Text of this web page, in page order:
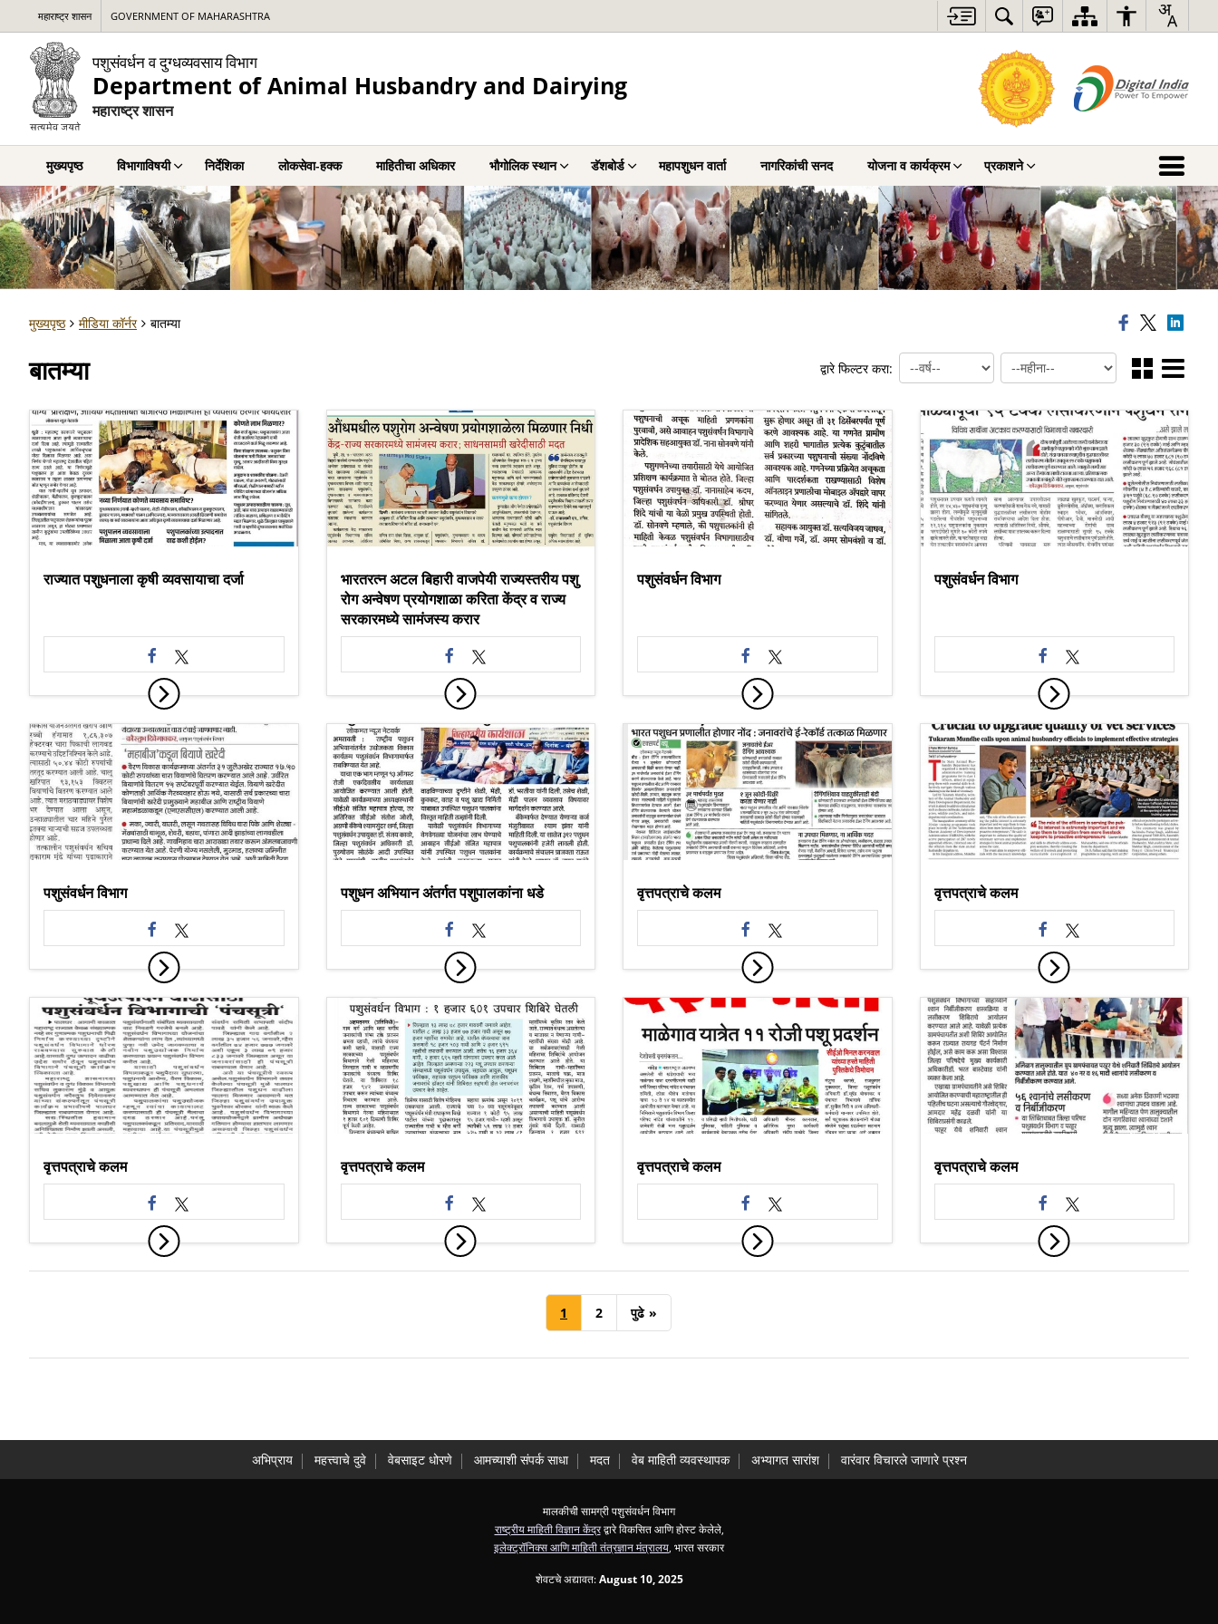
महाराष्ट्र शासन GOVERNMENT OF MAHARASHTRA
पशुसंवर्धन व दुग्धव्यवसाय विभाग
Department of Animal Husbandry and Dairying
महाराष्ट्र शासन
मुख्यपृष्ठ विभागाविषयी निर्देशिका लोकसेवा-हक्क माहितीचा अधिकार भौगोलिक स्थान डॅशबोर्ड महापशुधन वार्ता नागरिकांची सनद योजना व कार्यक्रम प्रकाशने
मुख्यपृष्ठ मीडिया कॉर्नर बातम्या
बातम्या द्वारे फिल्टर करा:
राज्यात पशुधनाला कृषी व्यवसायाचा दर्जा
भारतरत्न अटल बिहारी वाजपेयी राज्यस्तरीय पशु
रोग अन्वेषण प्रयोगशाळा करिता केंद्र व राज्य
सरकारमध्ये सामंजस्य करार
पशुसंवर्धन विभाग पशुसंवर्धन विभाग
पशुसंवर्धन विभाग पशुधन अभियान अंतर्गत पशुपालकांना धडे वृत्तपत्राचे कलम वृत्तपत्राचे कलम
वृत्तपत्राचे कलम वृत्तपत्राचे कलम वृत्तपत्राचे कलम वृत्तपत्राचे कलम
1 2 पुढे »
अभिप्राय महत्त्वाचे दुवे वेबसाइट धोरणे आमच्याशी संपर्क साधा मदत वेब माहिती व्यवस्थापक अभ्यागत सारांश वारंवार विचारले जाणारे प्रश्न
मालकीची सामग्री पशुसंवर्धन विभाग
राष्ट्रीय माहिती विज्ञान केंद्रद्वारे विकसित आणि होस्ट केलेले,
इलेक्ट्रॉनिक्स आणि माहिती तंत्रज्ञान मंत्रालय , भारत सरकार
शेवटचे अद्यावत:August 10, 2025